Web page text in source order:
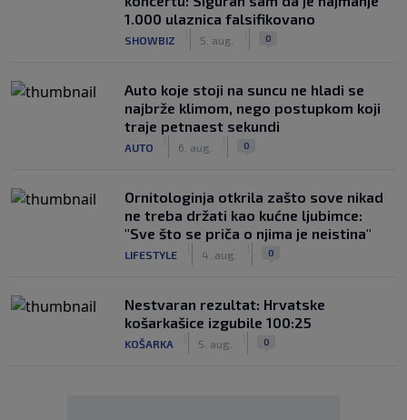
1.000 ulaznica falsifikovano
SHOWBIZ 5. aug. 0
Auto koje stoji na suncu ne hladi se
najbrže klimom, nego postupkom koji
traje petnaest sekundi
AUTO 6. aug. 0
Ornitologinja otkrila zašto sove nikad
ne treba držati kao kućne ljubimce:
"Sve što se priča o njima je neistina"
LIFESTYLE 4. aug. 0
Nestvaran rezultat: Hrvatske
košarkašice izgubile 100:25
KOŠARKA 5. aug. 0